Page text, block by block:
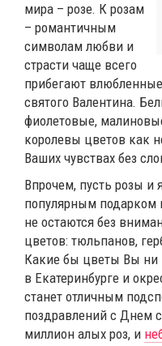
мира – розе. К розам
– романтичным
символам любви и
страсти чаще всего
прибегают
святого Валентина.
фиолетовые,
королевы цветов как
Ваших чувствах без
Впрочем, пусть розы
популярным подарком
не остаются без
цветов: тюльпанов,
Какие бы цветы Вы ни
в Екатеринбурге и
станет отличным
поздравлений с Днем
миллион алых роз, и